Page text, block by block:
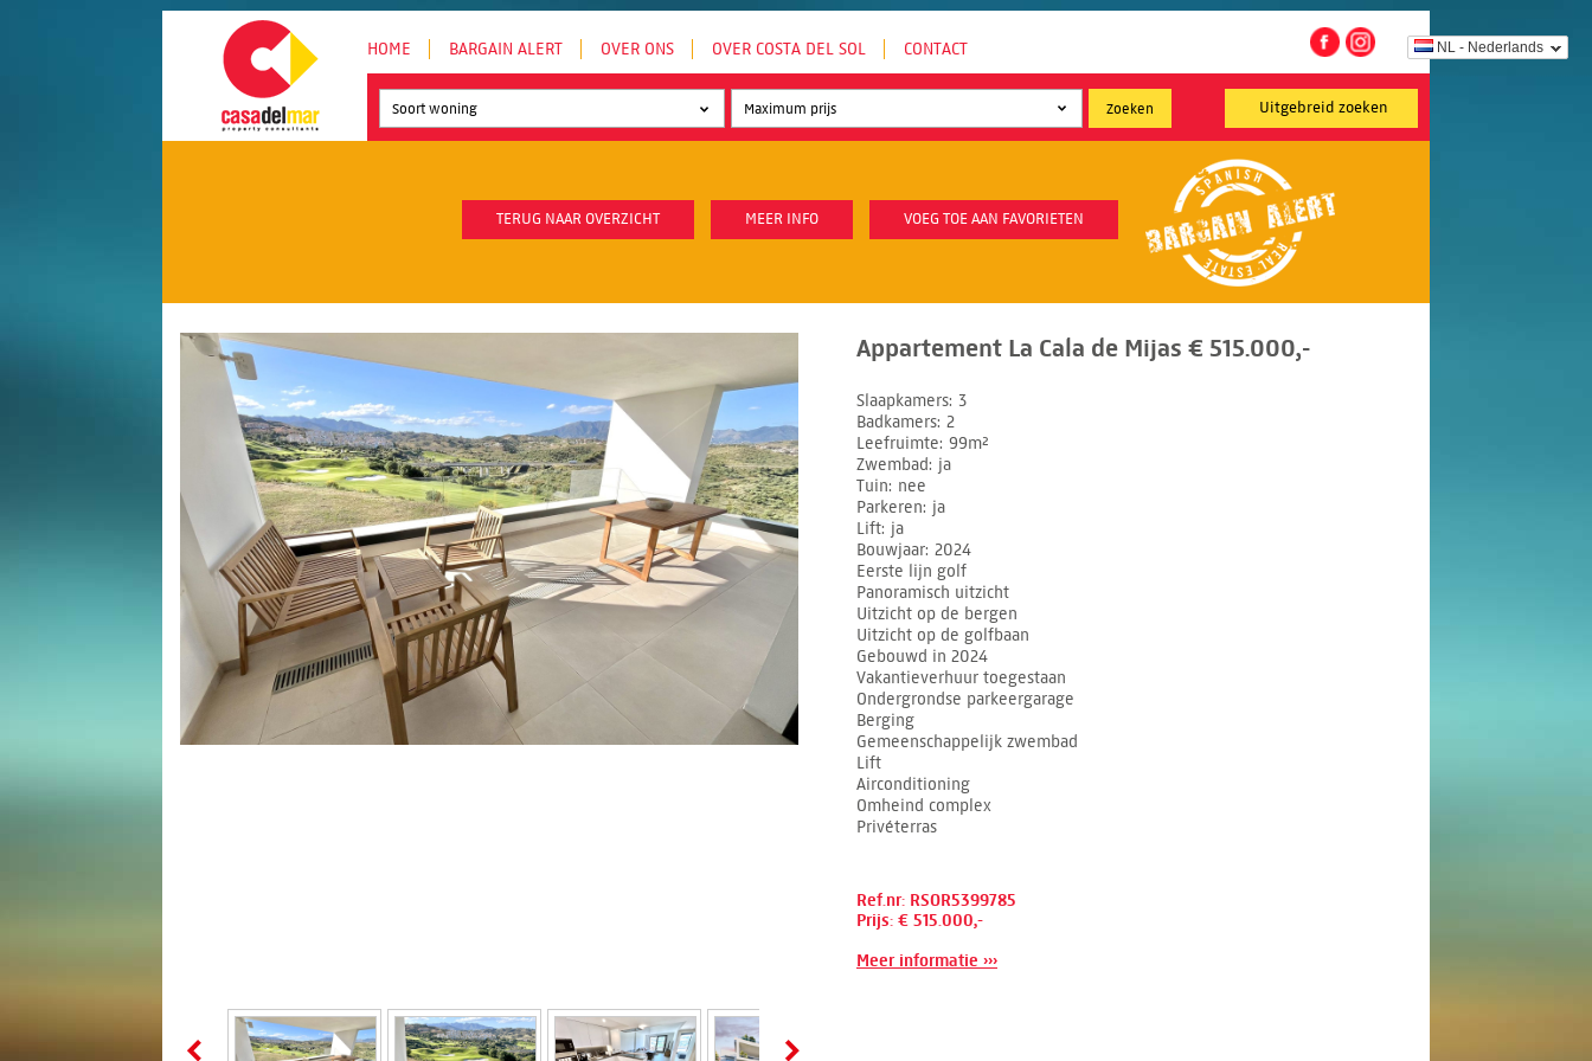
NL - Nederlands
HOME BARGAIN ALERT OVER ONS OVER COSTA DEL SOL CONTACT
Uitgebreid zoeken
Soort woning
TERUG NAAR OVERZICHT MEER INFO VOEG TOE AAN FAVORIETEN
Appartement La Cala de Mijas € 515.000,-
Slaapkamers 3
Badkamers 2
Leefruimte 99m²
Zwembad
ja
Tuin nee
Parkeren ja
Lift ja
Bouwjaar 2024
Eerste lijn golf
Panoramisch uitzicht
Uitzicht op de bergen
Uitzicht op de golfbaan
Gebouwd in 2024
Vakantieverhuur toegestaan
Ondergrondse parkeergarage
Berging
Gemeenschappelijk zwembad
Lift
Airconditioning
Omheind complex
Privéterras
Ref.nr: RSOR5399785
Prijs: € 515.000,-
Meer informatie ›››